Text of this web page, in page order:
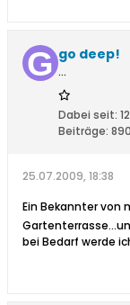
go deep!
...
Dabei seit:
Beiträge:
25.07.2009, 18:38
Ein Bekannter von
bei Bedarf werde